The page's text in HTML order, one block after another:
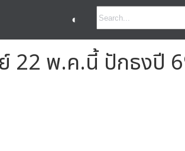
◐
22 พ.ค.นี้ ปักธงปี